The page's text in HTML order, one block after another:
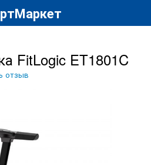
FitLogic ET1801C
отзыв